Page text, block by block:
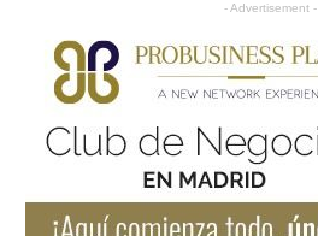
- Advertisement -